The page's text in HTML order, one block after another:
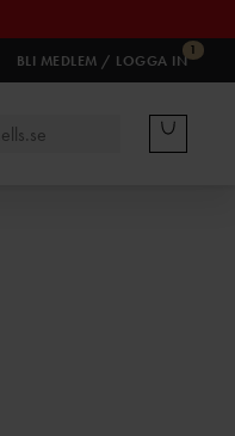
1
BLI MEDLEM / LOGGA IN